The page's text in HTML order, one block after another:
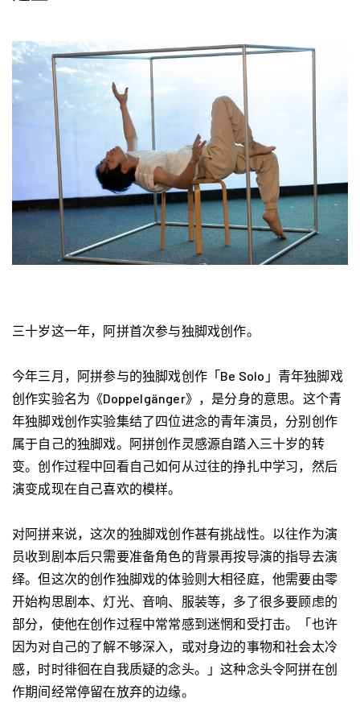
三十岁这一年，阿拼首次参与独脚戏创作。
今年三月，阿拼参与的独脚戏创作「Be Solo」青年独脚戏
创作实验名为《Doppelgänger》，是分身的意思。这个青
年独脚戏创作实验集结了四位进念的青年演员，分别创作
属于自己的独脚戏。阿拼创作灵感源自踏入三十岁的转
变。创作过程中回看自己如何从过往的挣扎中学习，然后
演变成现在自己喜欢的模样。
对阿拼来说，这次的独脚戏创作甚有挑战性。以往作为演
员收到剧本后只需要准备角色的背景再按导演的指导去演
绎。但这次的创作独脚戏的体验则大相径庭，他需要由零
开始构思剧本、灯光、音响、服装等，多了很多要顾虑的
部分，使他在创作过程中常常感到迷惘和受打击。「也许
因为对自己的了解不够深入，或对身边的事物和社会太冷
感，时时徘徊在自我质疑的念头。」这种念头令阿拼在创
作期间经常停留在放弃的边缘。